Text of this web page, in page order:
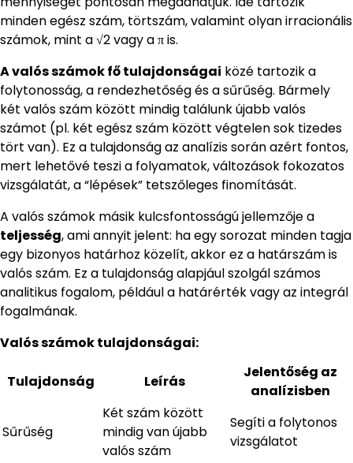
minden egész szám, törtszám, valamint olyan irracionális
számok, mint a √2 vagy a π is.
A valós számok fő tulajdonságai közé tartozik a
folytonosság, a rendezhetőség és a sűrűség. Bármely
két valós szám között mindig találunk újabb valós
számot (pl. két egész szám között végtelen sok tizedes
tört van). Ez a tulajdonság az analízis során azért fontos,
mert lehetővé teszi a folyamatok, változások fokozatos
vizsgálatát, a “lépések” tetszőleges finomítását.
A valós számok másik kulcsfontosságú jellemzője a
teljesség, ami annyit jelent: ha egy sorozat minden tagja
egy bizonyos határhoz közelít, akkor ez a határszám is
valós szám. Ez a tulajdonság alapjául szolgál számos
analitikus fogalom, például a határérték vagy az integrál
fogalmának.
Valós számok tulajdonságai:
Tulajdonság Leírás
Jelentőség az
analízisben
Sűrűség
Két szám között
mindig van újabb
valós szám
Segíti a folytonos
vizsgálatot